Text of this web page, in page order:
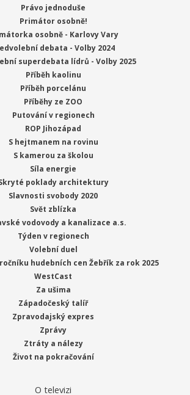
Právo jednoduše
Primátor osobně!
osobně - Karlovy Vary
debata - Volby 2024
superdebata lídrů - Volby 2025
Příběh kaolinu
Příběh porcelánu
Příběhy ze ZOO
Putování v regionech
ROP Jihozápad
S hejtmanem na rovinu
S kamerou za školou
Síla energie
poklady architektury
Slavnosti svobody 2020
Svět zblízka
vodovody a kanalizace a.s.
Týden v regionech
Volební duel
hudebních cen Žebřík za rok 2025
WestCast
Za ušima
Západočeský talíř
Zpravodajský expres
Zprávy
Ztráty a nálezy
Život na pokračování
O televizi